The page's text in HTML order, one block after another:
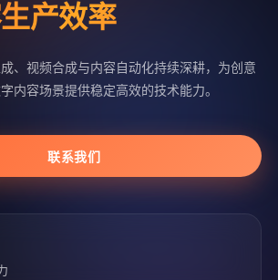
产效率
、视频合成与内容自动化持续深耕，为创意
内容场景提供稳定高效的技术能力。
联系我们